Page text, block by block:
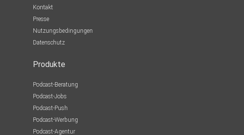
Kontakt
Presse
Nutzungsbedingungen
Datenschutz
Produkte
Podcast-Beratung
Podcast-Jobs
Podcast-Push
Podcast-Werbung
Podcast-Agentur